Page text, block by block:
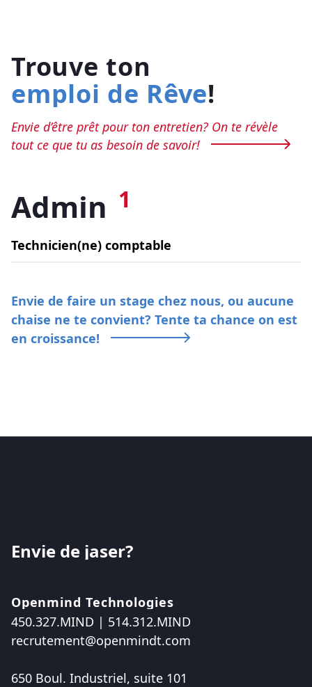
Trouve ton
emploi de Rêve!
Envie d’être prêt pour ton entretien? On te révèle
tout ce que tu as besoin de savoir!
Admin 1
Technicien(ne) comptable
Envie de faire un stage chez nous, ou aucune
chaise ne te convient? Tente ta chance on est
en croissance!
Envie de jaser?
Openmind Technologies
450.327.MIND | 514.312.MIND
recrutement@openmindt.com
650 Boul. Industriel, suite 101